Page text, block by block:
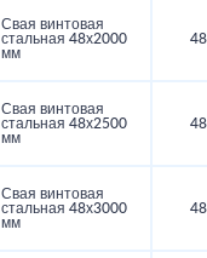
Свая винтовая
стальная 48х2000
мм
48
Свая винтовая
стальная 48х2500
мм
48
Свая винтовая
стальная 48х3000
мм
48